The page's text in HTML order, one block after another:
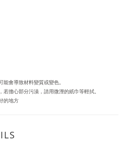
會導致材料變質或變色。
擔心部分污漬，請用微溼的紙巾等輕拭。
的地方